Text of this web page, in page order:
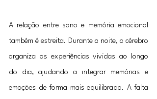
A relação entre sono e memória emocional
também é estreita. Durante a noite, o cérebro
organiza as experiências vividas ao longo
do dia, ajudando a integrar memórias e
emoções de forma mais equilibrada. A falta